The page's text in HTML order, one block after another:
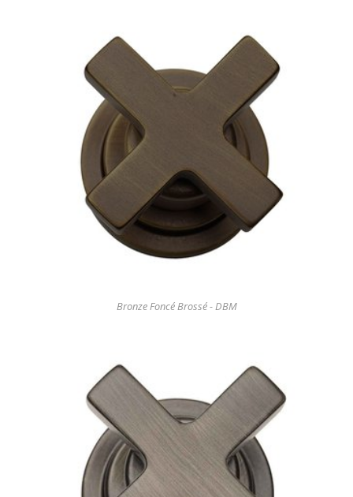
Bronze Foncé Brossé - DBM